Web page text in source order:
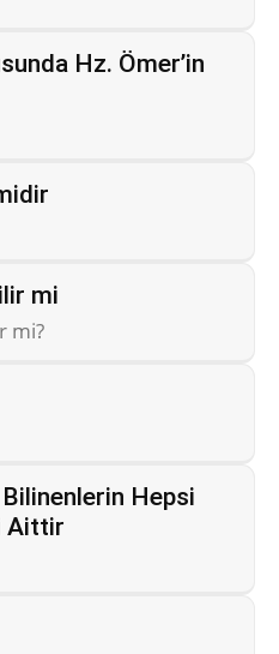
Hz. Ömer’in
mi
mi?
Hepsi
Aittir